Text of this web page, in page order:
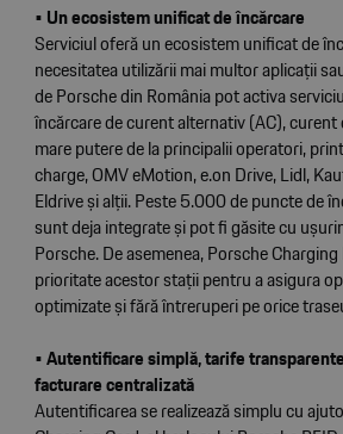
• Un ecosistem unificat de încărcare
Serviciul oferă un ecosistem unificat de
necesitatea utilizării mai multor aplicații
de Porsche din România pot activa
încărcare de curent alternativ (AC),
mare putere de la principalii operatori,
charge, OMV eMotion, e.on Drive, Lidl,
Eldrive și alții. Peste 5.000 de puncte de
sunt deja integrate și pot fi găsite cu
Porsche. De asemenea, Porsche
prioritate acestor stații pentru a asigura
optimizate și fără întreruperi pe orice
•Autentificare simplă, tarife
facturare centralizată
Autentificarea se realizează simplu cu